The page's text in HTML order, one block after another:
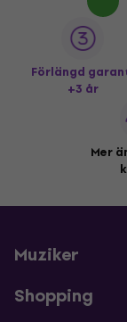
Förlängd
+3 år
Mer
Muziker
Shopping